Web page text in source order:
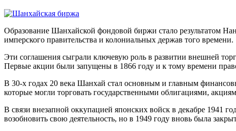
Образование Шанхайской фондовой биржи стало результатом
имперского правительства и колониальных держав того времени.
Эти соглашения сыграли ключевую роль в развитии внешней
Первые акции были запущены в 1866 году и к тому времени
В 30-х годах 20 века Шанхай стал основным и главным
которые могли торговать государственными облигациями,
В связи внезапной оккупацией японских войск в декабре 1941
возобновить свою деятельность, но в 1949 году вновь была